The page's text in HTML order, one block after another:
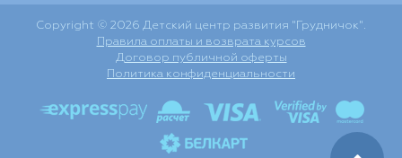
Copyright © 2026 Детский центр развития "Грудничок".
Правила оплаты и возврата курсов
Договор публичной оферты
Политика конфиденциальности